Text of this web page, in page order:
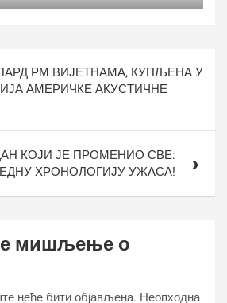
РМ ВИЈЕТНАМА, КУПЉЕНА У
АМЕРИЧКЕ АКУСТИЧНЕ
КОЈИ ЈЕ ПРОМЕНИО СВЕ:
ХРОНОЛОГИЈУ УЖАСА!
мишљење о
неће бити објављена. Неопходна